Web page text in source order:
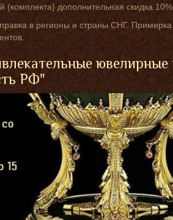
(комплекта) дополнительная скидка
в регионы и страны СНГ.
ювелирные
РФ"